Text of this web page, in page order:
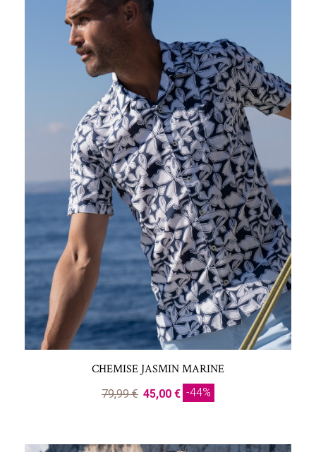
CHEMISE JASMIN MARINE
79,99 € 45,00 € -44%